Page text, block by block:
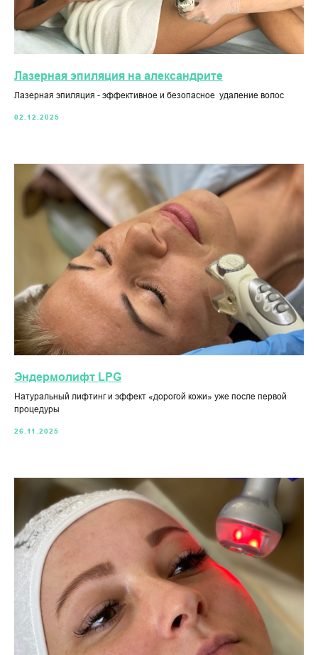
Лазерная эпиляция на александрите
Лазерная эпиляция - эффективное и безопасное удаление волос
02.12.2025
Эндермолифт LPG
Натуральный лифтинг и эффект «дорогой кожи» уже после первой
процедуры
26.11.2025